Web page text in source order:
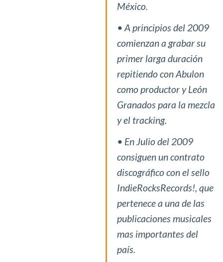
México.
• A principios del 2009
comienzan a grabar su
primer larga duración
repitiendo con Abulon
como productor y León
Granados para la mezcla
y el tracking.
• En Julio del 2009
consiguen un contrato
discográfico con el sello
IndieRocksRecords!, que
pertenece a una de las
publicaciones musicales
mas importantes del
país.